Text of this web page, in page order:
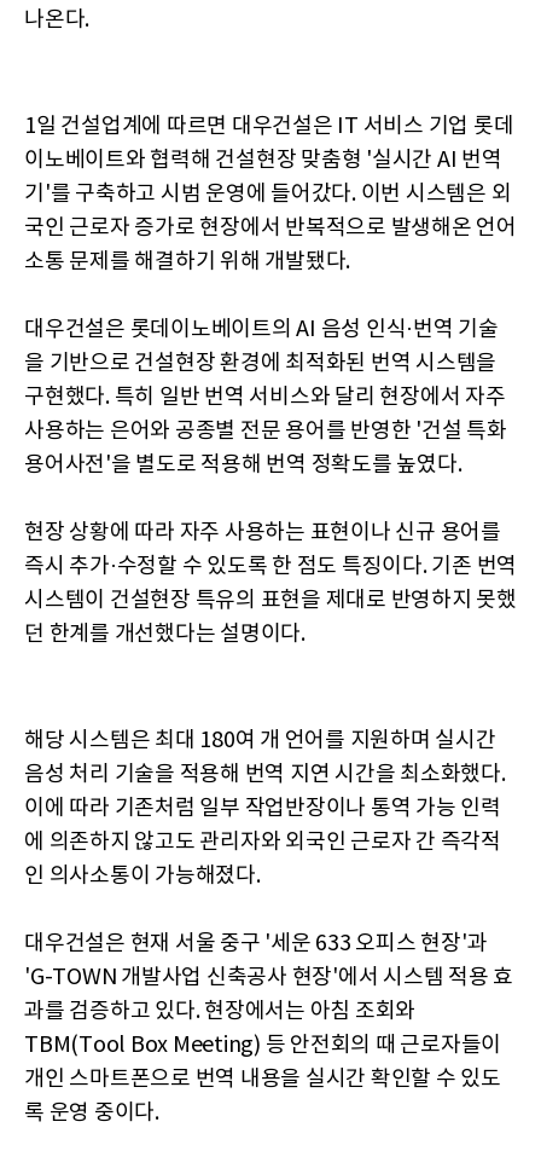
나온다.
1일 건설업계에 따르면 대우건설은 IT 서비스 기업 롯데
이노베이트와 협력해 건설현장 맞춤형 '실시간 AI 번역
기'를 구축하고 시범 운영에 들어갔다. 이번 시스템은 외
국인 근로자 증가로 현장에서 반복적으로 발생해온 언어
소통 문제를 해결하기 위해 개발됐다.
대우건설은 롯데이노베이트의 AI 음성 인식·번역 기술
을 기반으로 건설현장 환경에 최적화된 번역 시스템을
구현했다. 특히 일반 번역 서비스와 달리 현장에서 자주
사용하는 은어와 공종별 전문 용어를 반영한 '건설 특화
용어사전'을 별도로 적용해 번역 정확도를 높였다.
현장 상황에 따라 자주 사용하는 표현이나 신규 용어를
즉시 추가·수정할 수 있도록 한 점도 특징이다. 기존 번역
시스템이 건설현장 특유의 표현을 제대로 반영하지 못했
던 한계를 개선했다는 설명이다.
해당 시스템은 최대 180여 개 언어를 지원하며 실시간
음성 처리 기술을 적용해 번역 지연 시간을 최소화했다.
이에 따라 기존처럼 일부 작업반장이나 통역 가능 인력
에 의존하지 않고도 관리자와 외국인 근로자 간 즉각적
인 의사소통이 가능해졌다.
대우건설은 현재 서울 중구 '세운 633 오피스 현장'과
'G-TOWN 개발사업 신축공사 현장'에서 시스템 적용 효
과를 검증하고 있다. 현장에서는 아침 조회와
TBM(Tool Box Meeting) 등 안전회의 때 근로자들이
개인 스마트폰으로 번역 내용을 실시간 확인할 수 있도
록 운영 중이다.